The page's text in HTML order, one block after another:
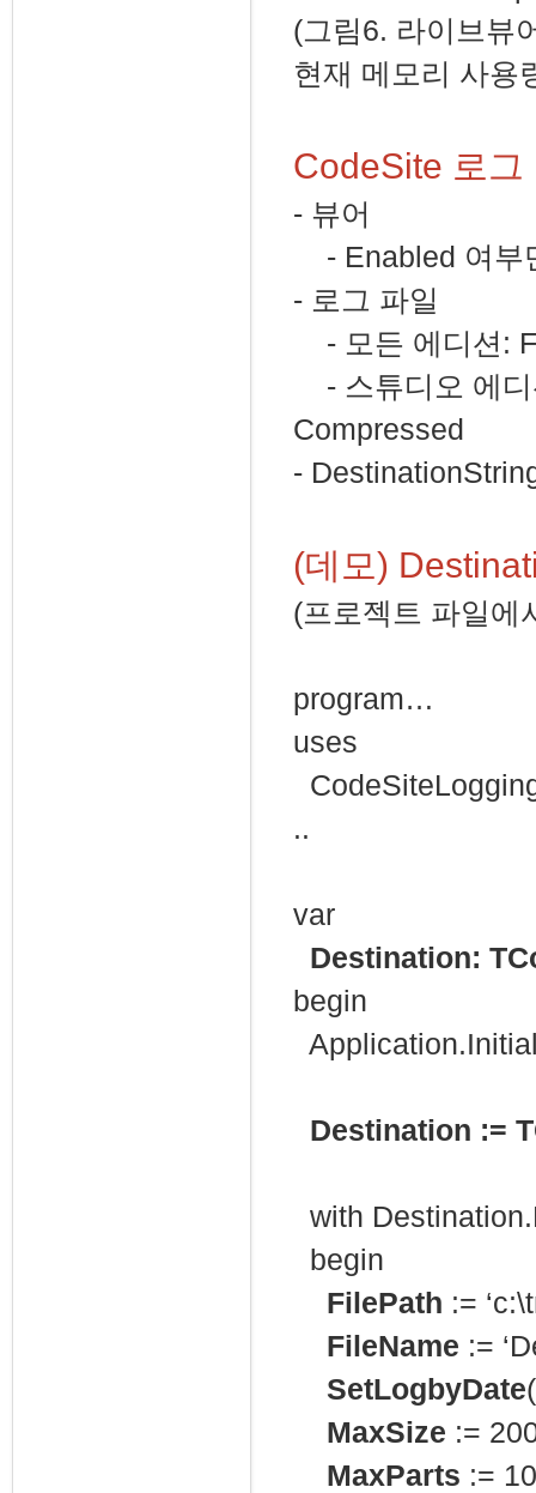
(그림6. 라이브뷰
현재 메모리 사용
CodeSite 로그
- 뷰어
- Enabled 여부
- 로그 파일
- 모든 에디션:
- 스튜디오 에디
Compressed
-
(데모)
(프로젝트 파일에
program…
uses
..
var
Destination:
begin
Destination :=
with
begin
FilePath :=
FileName :=
SetLogbyDate
MaxSize :=
MaxParts :=